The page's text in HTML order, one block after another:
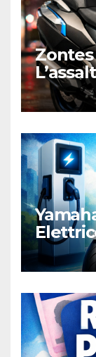
Zontes
Honda
per la